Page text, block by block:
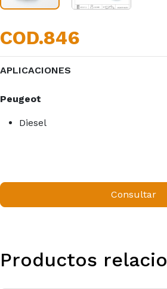
COD.846
APLICACIONES
Peugeot
Diesel
Consultar
Productos